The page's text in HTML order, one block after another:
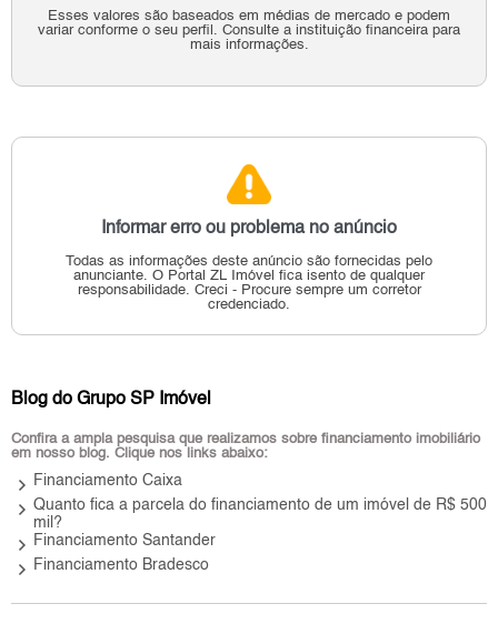
Esses valores são baseados em médias de mercado e podem
variar conforme o seu perfil. Consulte a instituição financeira para
mais informações.
Informar erro ou problema no anúncio
Todas as informações deste anúncio são fornecidas pelo
anunciante. O Portal ZL Imóvel fica isento de qualquer
responsabilidade. Creci - Procure sempre um corretor
credenciado.
Blog do Grupo SP Imóvel
Confira a ampla pesquisa que realizamos sobre financiamento imobiliário
em nosso blog. Clique nos links abaixo:
keyboard_arrow_right Financiamento Caixa
keyboard_arrow_right Quanto fica a parcela do financiamento de um imóvel de R$ 500
mil?
keyboard_arrow_right Financiamento Santander
keyboard_arrow_right Financiamento Bradesco